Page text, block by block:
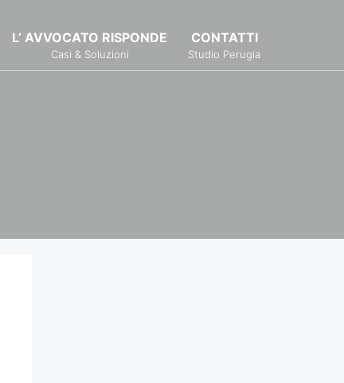
L’ AVVOCATO RISPONDE
Casi & Soluzioni
CONTATTI
Studio Perugia